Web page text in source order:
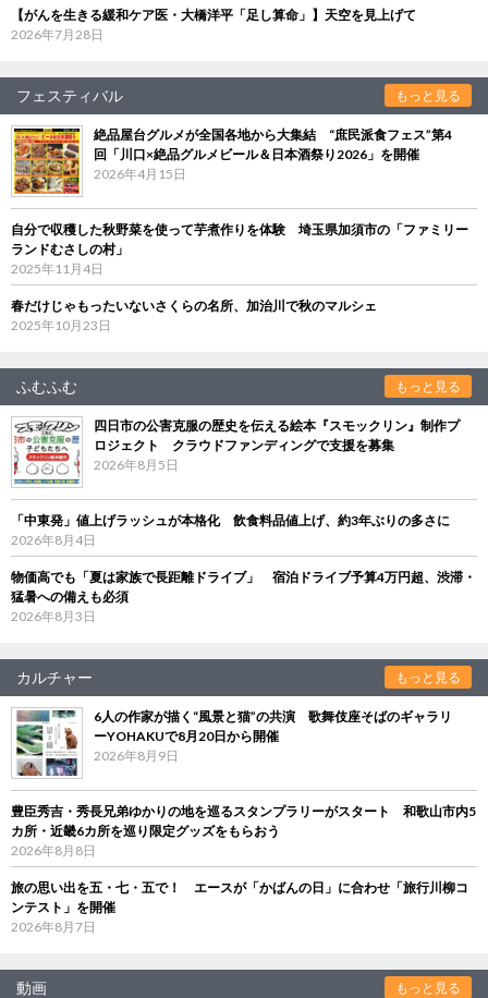
【がんを生きる緩和ケア医・大橋洋平「足し算命」】天空を見上げて
2026年7月28日
フェスティバル もっと見る
絶品屋台グルメが全国各地から大集結 “庶民派食フェス”第4
回「川口×絶品グルメビール＆日本酒祭り2026」を開催
2026年4月15日
自分で収穫した秋野菜を使って芋煮作りを体験 埼玉県加須市の「ファミリー
ランドむさしの村」
2025年11月4日
春だけじゃもったいないさくらの名所、加治川で秋のマルシェ
2025年10月23日
ふむふむ もっと見る
四日市の公害克服の歴史を伝える絵本『スモックリン』制作プ
ロジェクト クラウドファンディングで支援を募集
2026年8月5日
「中東発」値上げラッシュが本格化 飲食料品値上げ、約3年ぶりの多さに
2026年8月4日
物価高でも「夏は家族で長距離ドライブ」 宿泊ドライブ予算4万円超、渋滞・
猛暑への備えも必須
2026年8月3日
カルチャー もっと見る
6人の作家が描く“風景と猫”の共演 歌舞伎座そばのギャラリ
ーYOHAKUで8月20日から開催
2026年8月9日
豊臣秀吉・秀長兄弟ゆかりの地を巡るスタンプラリーがスタート 和歌山市内5
カ所・近畿6カ所を巡り限定グッズをもらおう
2026年8月8日
旅の思い出を五・七・五で！ エースが「かばんの日」に合わせ「旅行川柳コ
ンテスト」を開催
2026年8月7日
動画 もっと見る